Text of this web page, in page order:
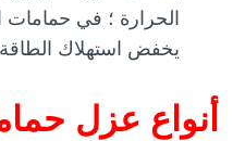
الحرارة ؛ في حمامات
يخفض استهلاك
أنواع عزل